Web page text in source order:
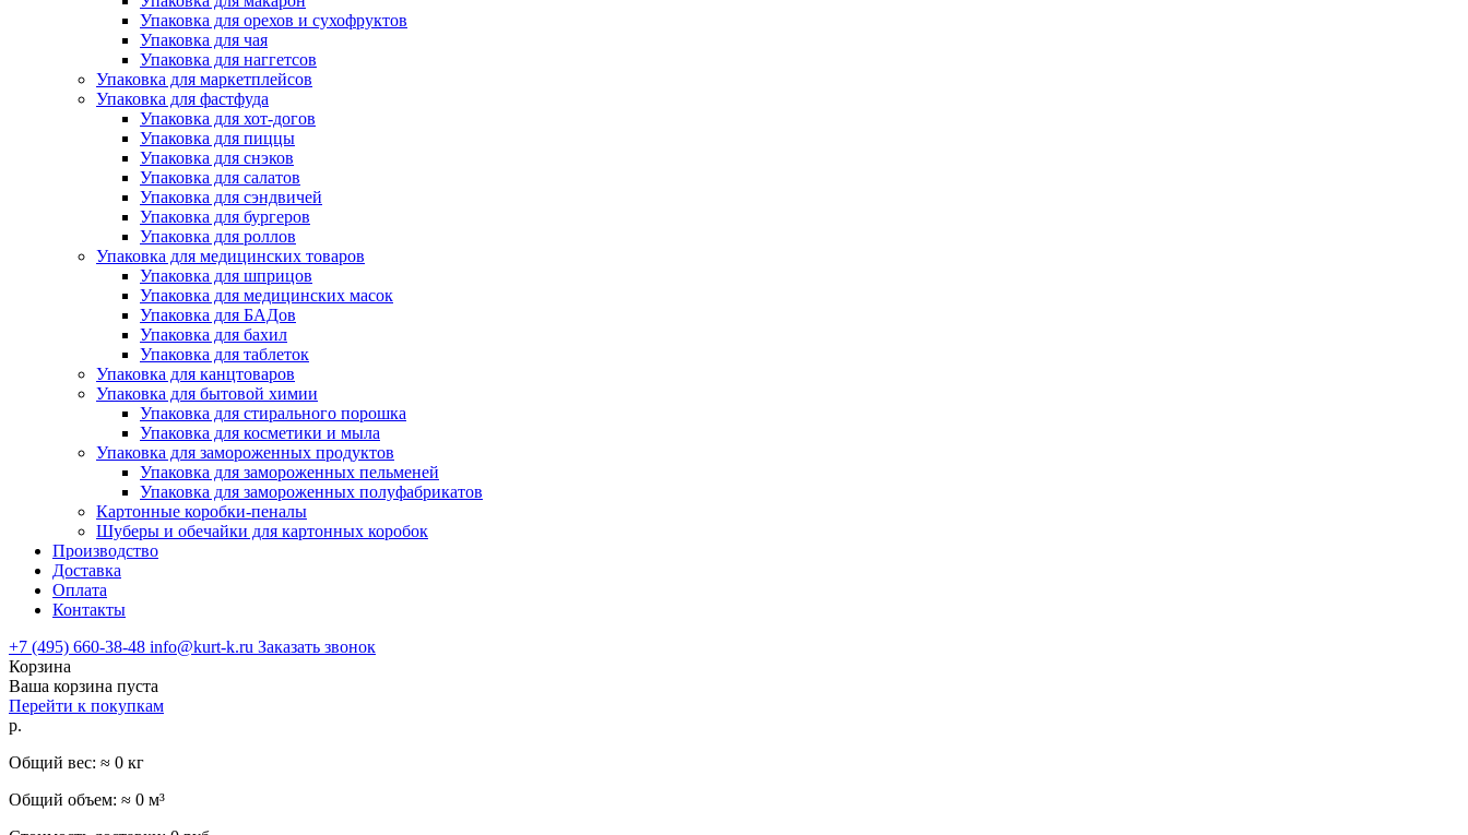
Упаковка для орехов и сухофруктов
Упаковка для чая
Упаковка для наггетсов
Упаковка для маркетплейсов
Упаковка для фастфуда
Упаковка для хот-догов
Упаковка для пиццы
Упаковка для снэков
Упаковка для салатов
Упаковка для сэндвичей
Упаковка для бургеров
Упаковка для роллов
Упаковка для медицинских товаров
Упаковка для шприцов
Упаковка для медицинских масок
Упаковка для БАДов
Упаковка для бахил
Упаковка для таблеток
Упаковка для канцтоваров
Упаковка для бытовой химии
Упаковка для стирального порошка
Упаковка для косметики и мыла
Упаковка для замороженных продуктов
Упаковка для замороженных пельменей
Упаковка для замороженных полуфабрикатов
Картонные коробки-пеналы
Шуберы и обечайки для картонных коробок
Производство
Доставка
Оплата
Контакты
+7 (495) 660-38-48 info@kurt-k.ru Заказать звонок
Корзина
Ваша корзина пуста
Перейти к покупкам
р.
Общий вес: ≈ 0 кг
Общий объем: ≈ 0 м³